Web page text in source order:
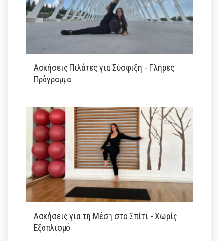
Ασκήσεις Πιλάτες για Σύσφιξη - Πλήρες
Πρόγραμμα
Ασκήσεις για τη Μέση στο Σπίτι - Χωρίς
Εξοπλισμό